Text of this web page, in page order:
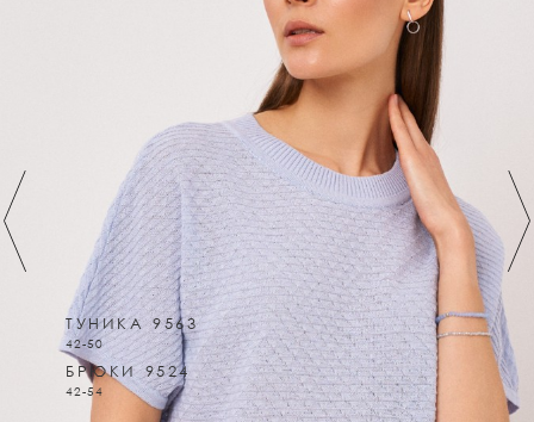
ТУНИКА 9563
42-50
БРЮКИ 9524
42-54